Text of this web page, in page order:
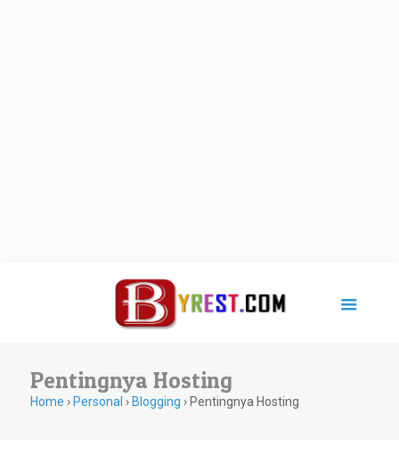
Pentingnya Hosting
Home › Personal › Blogging › Pentingnya Hosting